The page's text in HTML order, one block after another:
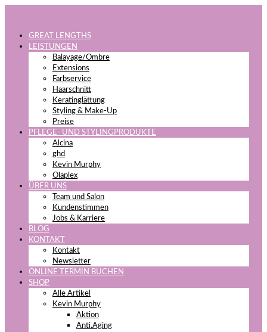
GREAT LENGTHS
LEISTUNGEN
Balayage/Ombre
Extensions
Farbservice
Haarschnitt
Keratinglättung
Styling & Make-Up
Preise
PFLEGE- UND STYLINGPRODUKTE
Alcina
ghd
Kevin Murphy
Olaplex
ÜBER UNS
Team und Salon
Kundenstimmen
Jobs & Karriere
BLOG
KONTAKT
Kontakt
Newsletter
ONLINE TERMIN BUCHEN
SHOP
Alle Artikel
Kevin Murphy
Aktion
Anti.Aging